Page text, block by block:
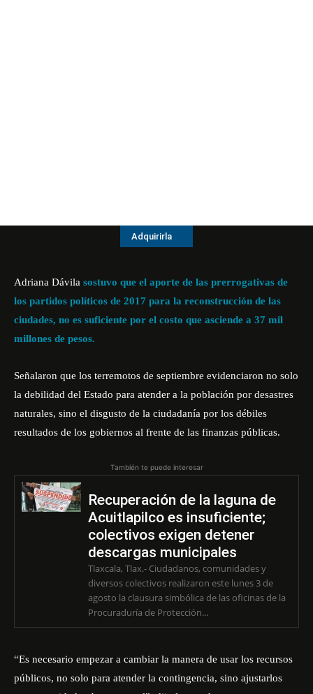
Adquirirla
Adriana Dávila sostuvo que el aporte de las prerrogativas de
los partidos políticos de 2017 para la reconstrucción de las
ciudades, no es suficiente por el costo que asciende a 37 mil
millones de pesos.
Señalaron que los terremotos de septiembre evidenciaron no solo
la debilidad del Estado para atender a la población por desastres
naturales, sino el disgusto de la ciudadanía por los débiles
resultados de los gobiernos al frente de las finanzas públicas.
También te puede interesar
Recuperación de la laguna de
Acuitlapilco es insuficiente;
colectivos exigen detener
descargas municipales
Tlaxcala, Tlax.- Ciudadanos, comunidades y
diversos colectivos realizaron este lunes 3 de
agosto la clausura simbólica de las oficinas de la
Procuraduría de Protección...
“Es necesario empezar a cambiar la manera de usar los recursos
públicos, no solo para atender la contingencia, sino ajustarlos